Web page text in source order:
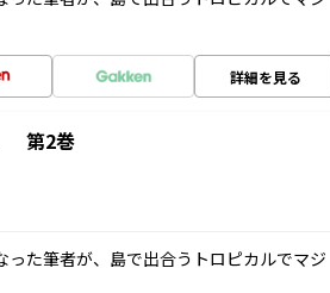
詳細を見る
第2巻
た筆者が、島で出合うトロピカルでマジ